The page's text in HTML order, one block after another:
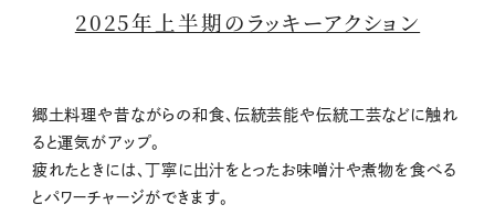
2025年上半期のラッキーアクション
郷土料理や昔ながらの和食、伝統芸能や伝統工芸などに触れ
ると運気がアップ。
疲れたときには、丁寧に出汁をとったお味噌汁や煮物を食べる
とパワーチャージができます。